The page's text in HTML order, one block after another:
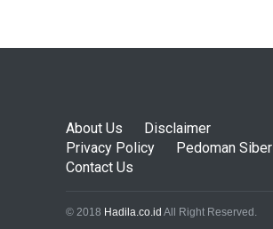
About Us
Disclaimer
Privacy Policy
Pedoman Siber
Contact Us
© 2018 Hadila.co.id All Right Reserved.